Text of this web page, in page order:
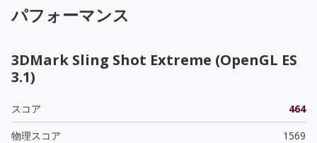
パフォーマンス
3DMark Sling Shot Extreme (OpenGL ES
3.1)
スコア
464
物理スコア
1569